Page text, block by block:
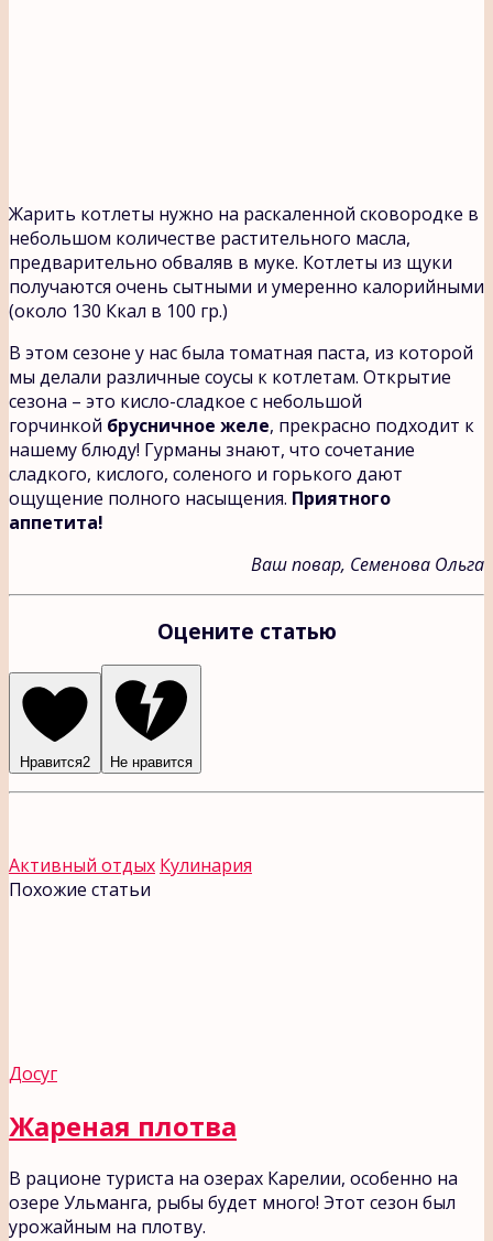
Жарить котлеты нужно на раскаленной сковородке в
небольшом количестве растительного масла,
предварительно обваляв в муке. Котлеты из щуки
получаются очень сытными и умеренно калорийными
(около 130 Ккал в 100 гр.)
В этом сезоне у нас была томатная паста, из которой
мы делали различные соусы к котлетам. Открытие
сезона – это кисло-сладкое с небольшой
горчинкой брусничное желе, прекрасно подходит к
нашему блюду! Гурманы знают, что сочетание
сладкого, кислого, соленого и горького дают
ощущение полного насыщения. Приятного
аппетита!
Ваш повар, Семенова Ольга
Оцените статью
Нравится2 Не нравится
Активный отдых Кулинария
Похожие статьи
Досуг
Жареная плотва
В рационе туриста на озерах Карелии, особенно на
озере Ульманга, рыбы будет много! Этот сезон был
урожайным на плотву.